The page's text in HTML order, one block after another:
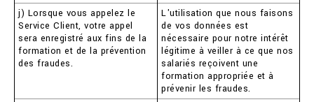
j) Lorsque vous appelez le
Service Client, votre appel
sera enregistré aux fins de la
formation et de la prévention
des fraudes.
L'utilisation que nous faisons
de vos données est
nécessaire pour notre intérêt
légitime à veiller à ce que nos
salariés reçoivent une
formation appropriée et à
prévenir les fraudes.